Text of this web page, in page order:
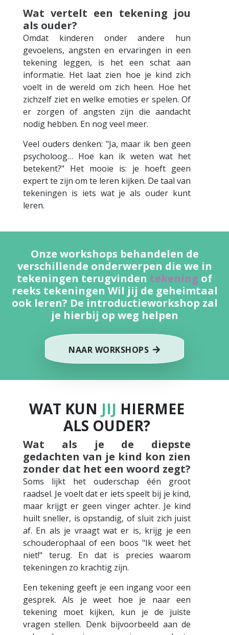
Wat vertelt een tekening jou
als ouder?
Omdat kinderen onder andere hun
gevoelens, angsten en ervaringen in een
tekening leggen, is het een schat aan
informatie. Het laat zien hoe je kind zich
voelt in de wereld om zich heen. Hoe het
zichzelf ziet en welke emoties er spelen. Of
er zorgen of angsten zijn die aandacht
nodig hebben. En nog veel meer.
Veel ouders denken: "Ja, maar ik ben geen
psycholoog… Hoe kan ik weten wat het
betekent?" Het mooie is: je hoeft geen
expert te zijn om te leren kijken. De taal van
tekeningen is iets wat je als ouder kunt
leren.
Onze workshops behandelen de
verschillende onderwerpen die we in
tekeningen terugvinden tekening of
reeks tekeningen Wil jij de geheimtaal
ook leren? De introductieworkshop zal
je hierbij op weg helpen
NAAR WORKSHOPS
WAT KUN JIJ HIERMEE
ALS OUDER?
Wat als je de diepste
gedachten van je kind kon zien
zonder dat het een woord zegt?
Soms lijkt het ouderschap één groot
raadsel. Je voelt dat er iets speelt bij je kind,
maar krijgt er geen vinger achter. Je kind
huilt sneller, is opstandig, of sluit zich juist
af. En als je vraagt wat er is, krijg je een
schouderophaal of een boos "Ik weet het
niet!" terug. En dat is precies waarom
tekeningen zo krachtig zijn.
Een tekening geeft je een ingang voor een
gesprek. Als je weet hoe je naar een
tekening moet kijken, kun je de juiste
vragen stellen. Denk bijvoorbeeld aan de